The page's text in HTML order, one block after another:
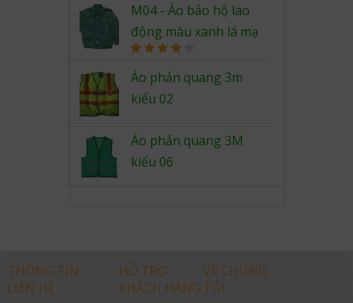
4.00out
of 5
M04 - Áo bảo hộ lao
động màu xanh lá mạ
4.00out
of 5
Áo phản quang 3m
kiểu 02
Áo phản quang 3M
kiểu 06
THÔNG TIN
LIÊN HỆ
HỖ TRỢ
KHÁCH HÀNG
VỀ CHÚNG
TÔI